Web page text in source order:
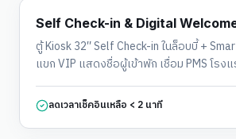
โรงแรม & รีสอร์ท
Self Check-in & Digital
ตู้ Kiosk 32″ Self Check-in ในล็อบบี้ +
แขก VIP แสดงชื่อผู้เข้าพัก เชื่อม PMS โรง
ลดเวลาเช็คอินเหลือ < 2 นาที